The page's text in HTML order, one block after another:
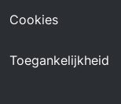
Cookies
Toegankelijkheid